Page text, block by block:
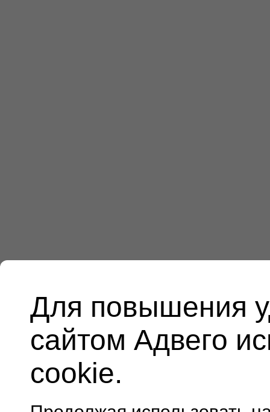
Для повышения
сайтом Адвего
cookie.